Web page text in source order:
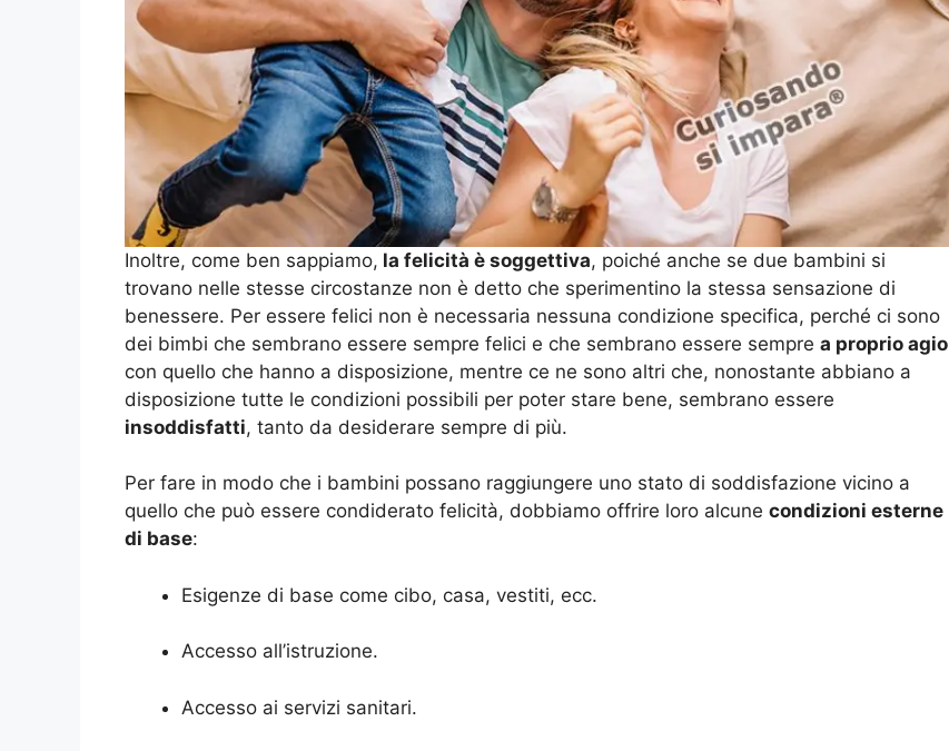
Inoltre, come ben sappiamo, la felicità è soggettiva, poiché anche se due bambini si
trovano nelle stesse circostanze non è detto che sperimentino la stessa sensazione di
benessere. Per essere felici non è necessaria nessuna condizione specifica, perché ci sono
dei bimbi che sembrano essere sempre felici e che sembrano essere sempre a proprio agio
con quello che hanno a disposizione, mentre ce ne sono altri che, nonostante abbiano a
disposizione tutte le condizioni possibili per poter stare bene, sembrano essere
insoddisfatti, tanto da desiderare sempre di più.
Per fare in modo che i bambini possano raggiungere uno stato di soddisfazione vicino a
quello che può essere condiderato felicità, dobbiamo offrire loro alcune condizioni esterne
di base:
Esigenze di base come cibo, casa, vestiti, ecc.
Accesso all’istruzione.
Accesso ai servizi sanitari.